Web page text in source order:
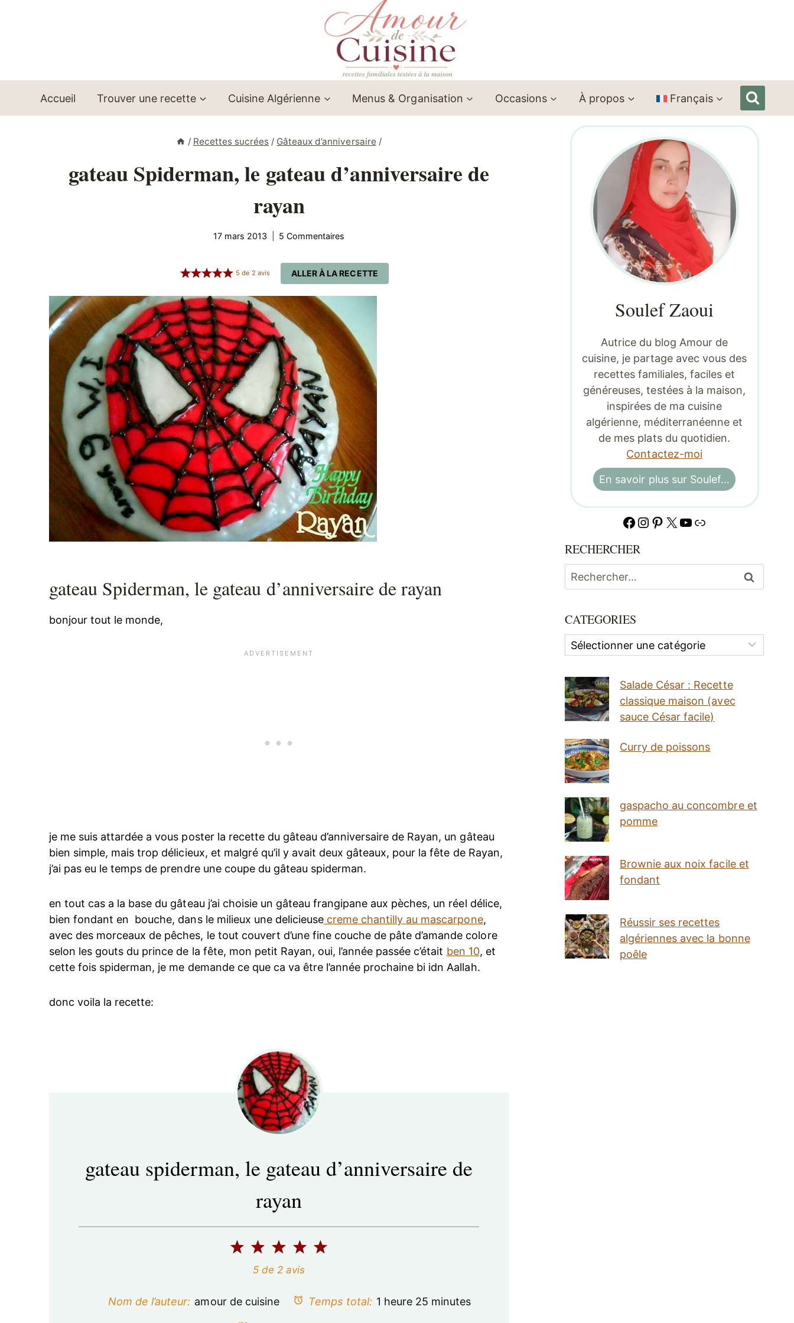
Accueil Trouver une recette Cuisine Algérienne Menus & Organisation Occasions À propos Français
/ Recettes sucrées / Gâteaux d’anniversaire /
gateau Spiderman, le gateau d’anniversaire de
rayan
17 mars 2013 5 Commentaires
ALLER À LA RECETTE
5 de2 avis
gateau Spiderman, le gateau d’anniversaire de rayan
bonjour tout le monde,
je me suis attardée a vous poster la recette du gâteau d’anniversaire de Rayan, un gâteau
bien simple, mais trop délicieux, et malgré qu’il y avait deux gâteaux, pour la fête de Rayan,
j’ai pas eu le temps de prendre une coupe du gâteau spiderman.
en tout cas a la base du gâteau j’ai choisie un gâteau frangipane aux pèches, un réel délice,
bien fondant en bouche, dans le milieux une delicieuse creme chantilly au mascarpone,
avec des morceaux de pêches, le tout couvert d’une fine couche de pâte d’amande colore
selon les gouts du prince de la fête, mon petit Rayan, oui, l’année passée c’était ben 10, et
cette fois spiderman, je me demande ce que ca va être l’année prochaine bi idn Aallah.
donc voila la recette:
gateau spiderman, le gateau d’anniversaire de
rayan
5
4
3
é
2
é
1
5de 2 avis
Nom de l’auteur: amour de cuisine Temps total: 1 heure 25 minutes
Soulef Zaoui
Autrice du blog Amour de
cuisine, je partage avec vous des
recettes familiales, faciles et
généreuses, testées à la maison,
inspirées de ma cuisine
algérienne, méditerranéenne et
de mes plats du quotidien.
Contactez-moi
En savoir plus sur Soulef…
Facebook
Instagram
Pinterest
X YouTube
Lien
RECHERCHER
Rechercher :
CATEGORIES
Categories
Salade César : Recette
classique maison (avec
sauce César facile)
Curry de poissons
gaspacho au concombre et
pomme
Brownie aux noix facile et
fondant
Réussir ses recettes
algériennes avec la bonne
poêle